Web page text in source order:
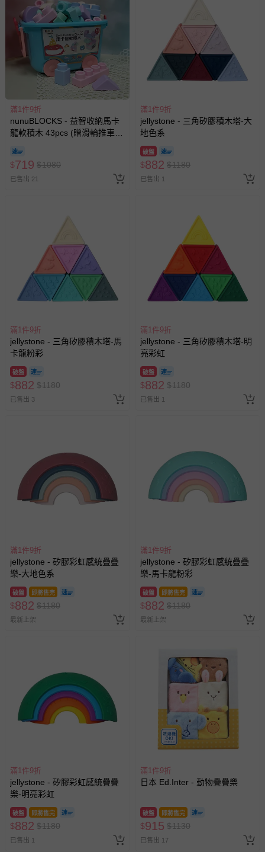
滿1件9折
nunuBLOCKS - 益智收納馬卡
龍軟積木 43pcs (贈滑輪推車
$719 $1080
已售出 21
滿1件9折
jellystone - 三角矽膠積木塔-大
地色系
破盤
$882 $1180
已售出 1
滿1件9折
jellystone - 三角矽膠積木塔-馬
卡龍粉彩
破盤
$882 $1180
已售出 3
滿1件9折
jellystone - 三角矽膠積木塔-明
亮彩虹
破盤
$882 $1180
已售出 1
滿1件9折
jellystone - 矽膠彩虹感統疊疊
樂-大地色系
破盤 即將售完
$882 $1180
最新上架
滿1件9折
jellystone - 矽膠彩虹感統疊疊
樂-馬卡龍粉彩
破盤 即將售完
$882 $1180
最新上架
滿1件9折
jellystone - 矽膠彩虹感統疊疊
樂-明亮彩虹
破盤 即將售完
$882 $1180
已售出 1
滿1件9折
日本 Ed.Inter - 動物疊疊樂
破盤 即將售完
$915 $1130
已售出 17